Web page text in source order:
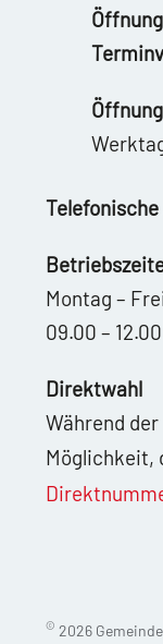
Montag –
09.00 –
Direktwahl
Während
Möglichkeit,
© 2026